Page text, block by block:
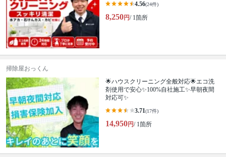
4.56(24件)
8,250円/ 1箇所
掃除屋おっくん
🌟ハウスクリーニング全般対応🌟エコ洗
剤使用で安心✨100%自社施工✨早朝夜間
対応可✨
3.71(17件)
14,950円/ 1箇所